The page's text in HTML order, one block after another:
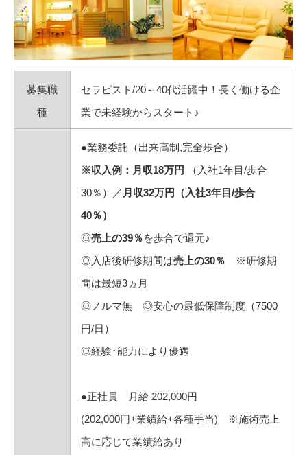
募集職
種
セラピスト/20～40代活躍中！長く働ける企
業で未経験からスタート♪
●業務委託（出来高制,完全歩合）
※収入例：月収18万円
（入社1年目/歩合
30％）／ 月収32万円（入社3年目/歩合
40％）
◎売上の39％を歩合で還元♪
◎入店後研修期間は売上の30％ ※研修期
間は最短3ヵ月
◎ノルマ無 ◎安心の最低保障制度（7500
円/日）
◎経験･能力により優遇
●正社員 月給 202,000円
(202,000円+業績給+各種手当) ※施術売上
高に応じて業績給あり